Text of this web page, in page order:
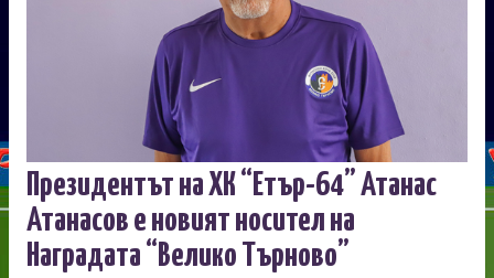
Президентът на ХК “Етър-64” Атанас
Атанасов е новият носител на
Наградата “Велико Търново”